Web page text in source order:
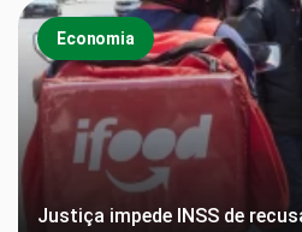
Economia
Justiça impede INSS de